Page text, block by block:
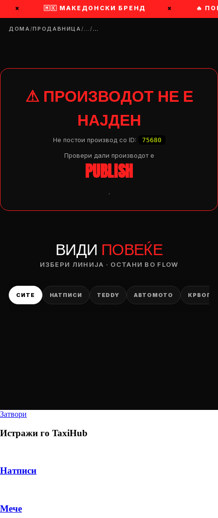
× 🇲🇰 МАКЕДОНСКИ БРЕНД × 🔥
ДОМА/ПРОДАВНИЦА/…/…
⚠ ПРОИЗВОДОТ НЕ Е
НАЈДЕН
Не постои производ со ID: 75680
Провери дали производот e
PUBLISH
.
ВИДИ ПОВЕЌЕ
ИЗБЕРИ ЛИНИЈА · ОСТАНИ ВО FLOW
СИТЕ НАТПИСИ TEDDY АВТОМОТО
Затвори
Истражи го TaxiHub
Натписи
Мече